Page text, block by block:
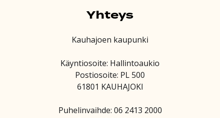
Yhteys
Kauhajoen kaupunki
Käyntiosoite: Hallintoaukio
Postiosoite: PL 500
61801 KAUHAJOKI
Puhelinvaihde: 06 2413 2000